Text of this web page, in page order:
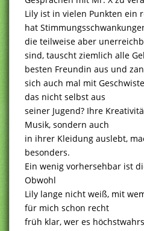
Lily ist in vielen Punkten ein
hat
die teilweise aber
sind, tauscht ziemlich alle
besten Freundin aus und
sich auch mal mit
das nicht selbst aus
seiner Jugend? Ihre
Musik, sondern auch
in ihrer Kleidung auslebt,
besonders.
Ein wenig vorhersehbar ist
Obwohl
Lily lange nicht weiß, mit
für mich schon recht
früh klar, wer es